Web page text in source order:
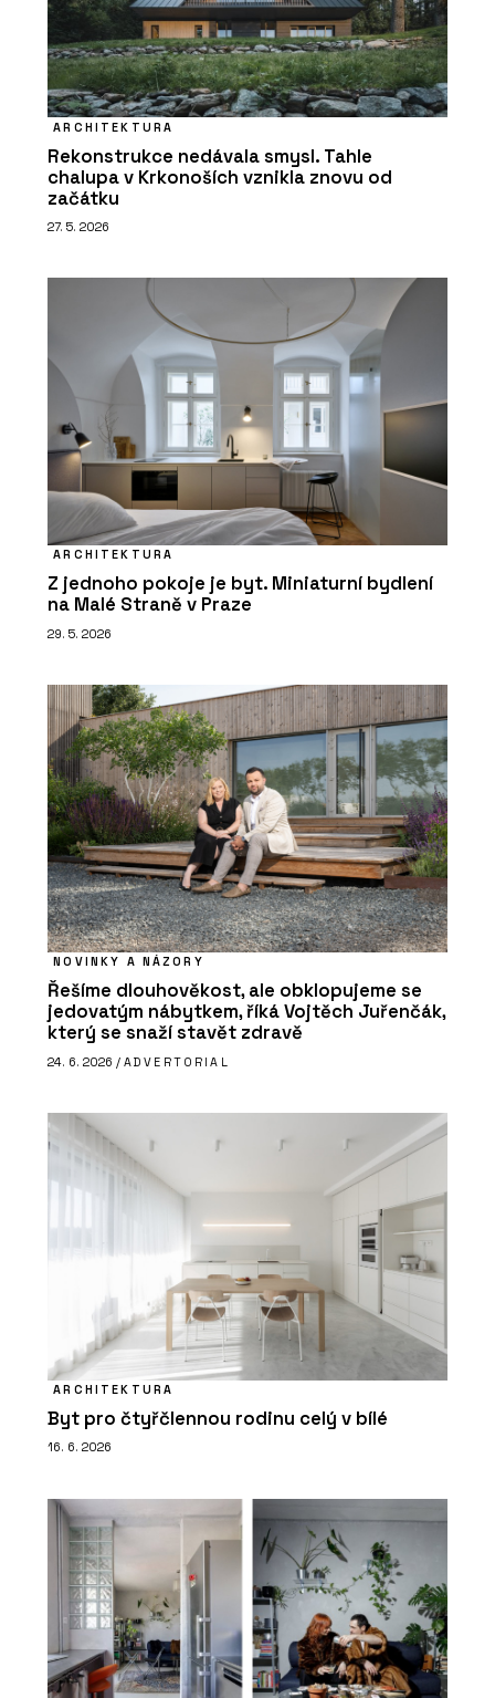
ARCHITEKTURA
Rekonstrukce nedávala smysl. Tahle
chalupa v Krkonoších vznikla znovu od
začátku
27. 5. 2026
ARCHITEKTURA
Z jednoho pokoje je byt. Miniaturní bydlení
na Malé Straně v Praze
29. 5. 2026
NOVINKY A NÁZORY
Řešíme dlouhověkost, ale obklopujeme se
jedovatým nábytkem, říká Vojtěch Juřenčák,
který se snaží stavět zdravě
24. 6. 2026 / ADVERTORIAL
ARCHITEKTURA
Byt pro čtyřčlennou rodinu celý v bílé
16. 6. 2026